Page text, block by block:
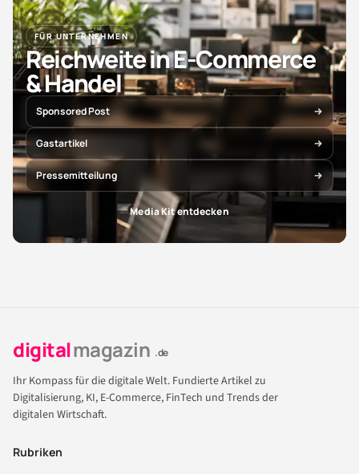
FÜR UNTERNEHMEN
Reichweite in E-Commerce
& Handel
Sponsored Post
Gastartikel
Pressemitteilung
Media Kit entdecken
digitalmagazin .de
Ihr Kompass für die digitale Welt. Fundierte Artikel zu
Digitalisierung, KI, E-Commerce, FinTech und Trends der
digitalen Wirtschaft.
Rubriken